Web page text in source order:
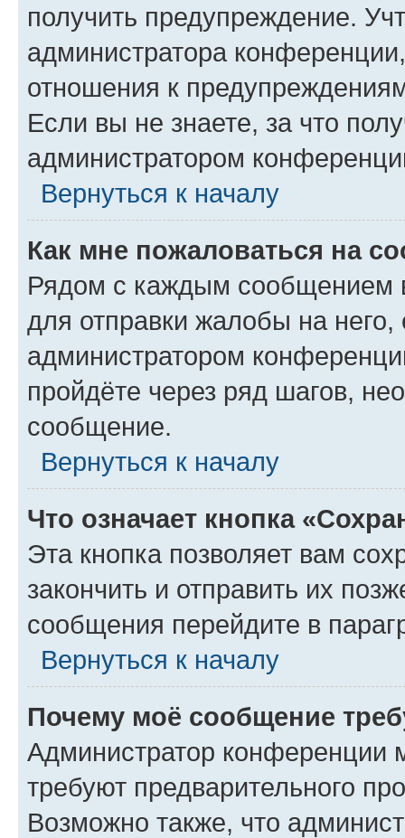
получить предупреждение.
администратора
отношения к
Если вы не знаете, за что
администратором
Вернуться к началу
Как мне пожаловаться на
Рядом с каждым сообщением
для отправки жалобы на
администратором
пройдёте через ряд шагов,
сообщение.
Вернуться к началу
Что означает кнопка
Эта кнопка позволяет вам
закончить и отправить их
сообщения перейдите в
Вернуться к началу
Почему моё сообщение
Администратор конференции
требуют предварительного
Возможно также, что